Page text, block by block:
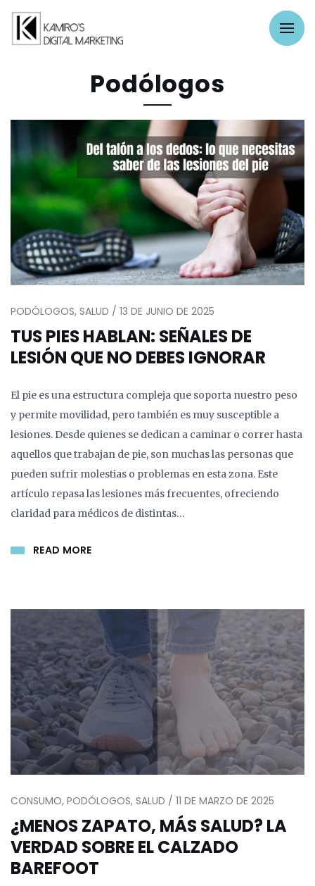
Podólogos
PODÓLOGOS, SALUD / 13 DE JUNIO DE 2025
TUS PIES HABLAN: SEÑALES DE
LESIÓN QUE NO DEBES IGNORAR
El pie es una estructura compleja que soporta nuestro peso
y permite movilidad, pero también es muy susceptible a
lesiones. Desde quienes se dedican a caminar o correr hasta
aquellos que trabajan de pie, son muchas las personas que
pueden sufrir molestias o problemas en esta zona. Este
artículo repasa las lesiones más frecuentes, ofreciendo
claridad para médicos de distintas…
READ MORE
CONSUMO, PODÓLOGOS, SALUD / 11 DE MARZO DE 2025
¿MENOS ZAPATO, MÁS SALUD? LA
VERDAD SOBRE EL CALZADO
BAREFOOT